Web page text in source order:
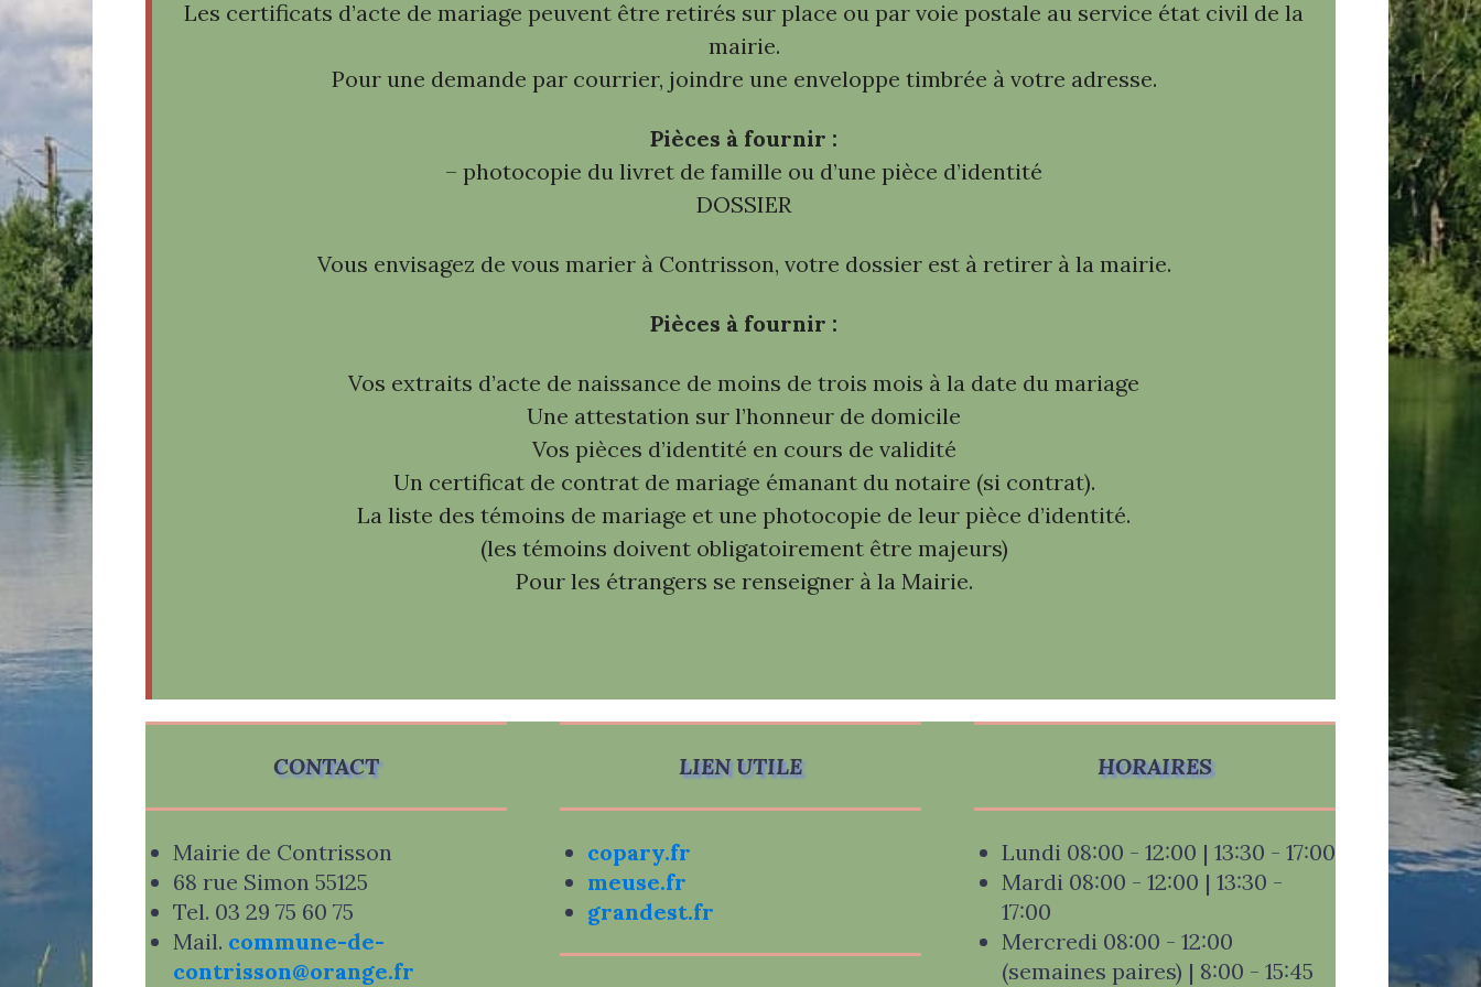
Les certificats d’acte de mariage peuvent être retirés sur place ou par voie postale au service état civil de la
mairie.
Pour une demande par courrier, joindre une enveloppe timbrée à votre adresse.
Pièces à fournir :
– photocopie du livret de famille ou d’une pièce d’identité
DOSSIER
Vous envisagez de vous marier à Contrisson, votre dossier est à retirer à la mairie.
Pièces à fournir :
Vos extraits d’acte de naissance de moins de trois mois à la date du mariage
Une attestation sur l’honneur de domicile
Vos pièces d’identité en cours de validité
Un certificat de contrat de mariage émanant du notaire (si contrat).
La liste des témoins de mariage et une photocopie de leur pièce d’identité.
(les témoins doivent obligatoirement être majeurs)
Pour les étrangers se renseigner à la Mairie.
CONTACT
Mairie de Contrisson
68 rue Simon 55125
Tel. 03 29 75 60 75
Mail. commune-de-
contrisson@orange.fr
LIEN UTILE
copary.fr
meuse.fr
grandest.fr
HORAIRES
Lundi 08:00 - 12:00 | 13:30 - 17:00
Mardi 08:00 - 12:00 | 13:30 -
17:00
Mercredi 08:00 - 12:00
(semaines paires) | 8:00 - 15:45